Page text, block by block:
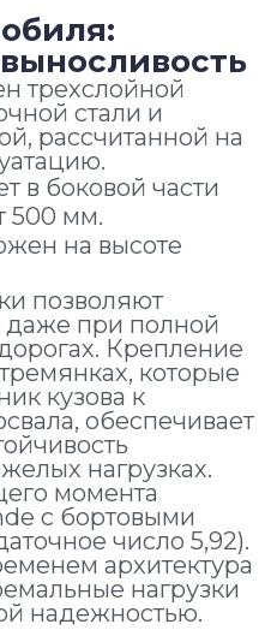
трехслойной
стали и
рассчитанной на
в боковой части
500 мм.
на высоте
позволяют
даже при полной
Крепление
которые
кузова к
обеспечивает
нагрузках.
момента
с бортовыми
число 5,92).
архитектура
нагрузки
надежностью.